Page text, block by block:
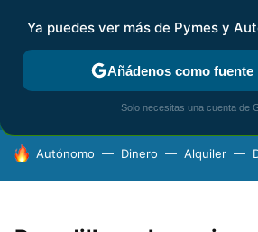
FISCALIDAD Y CONTABILIDAD KIT
HOY SE HABLA DE
Autónomo Dinero Alquiler
Ya puedes ver más de Pymes y
Añádenos como fuente
Solo necesitas una cuenta de